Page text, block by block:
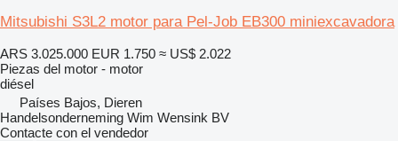
Mitsubishi S3L2 motor para Pel-Job EB300 miniexcavadora
ARS 3.025.000 EUR 1.750 ≈ US$ 2.022
Piezas del motor - motor
diésel
Países Bajos, Dieren
Handelsonderneming Wim Wensink BV
Contacte con el vendedor